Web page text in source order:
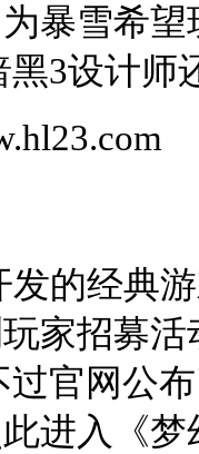
暴雪希
3设计师
发的经典
家招募
官网公
进入《